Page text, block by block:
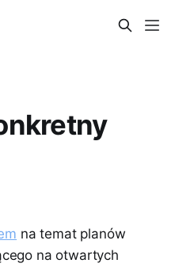
na temat planów
na otwartych